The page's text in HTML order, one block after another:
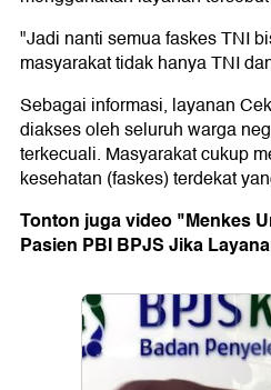
"Jadi nanti semua faskes TNI
masyarakat tidak hanya TNI
Sebagai informasi, layanan
diakses oleh seluruh warga
terkecuali. Masyarakat cukup
kesehatan (faskes) terdekat
Tonton juga video "Menkes
Pasien PBI BPJS Jika